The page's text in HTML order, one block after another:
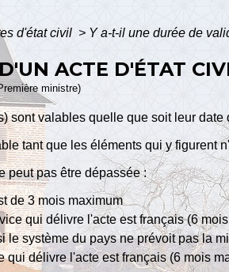
d'état civil > Y a-t-il une durée de
ACTE D'ÉTAT
ministre)
sont valables quelle que soit leur date
tant que les éléments qui y figurent
peut pas être dépassée :
de 3 mois maximum
qui délivre l'acte est français (6
système du pays ne prévoit pas la
délivre l'acte est français (6 mois